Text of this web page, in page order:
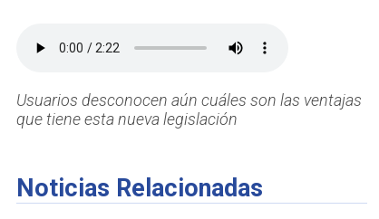
Usuarios desconocen aún cuáles son las ventajas
que tiene esta nueva legislación
Noticias Relacionadas